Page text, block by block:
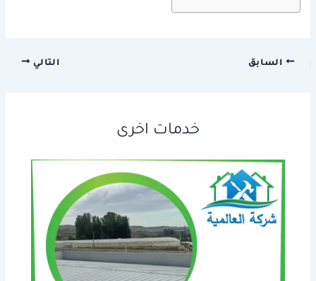
السابق التالي
خدمات اخرى